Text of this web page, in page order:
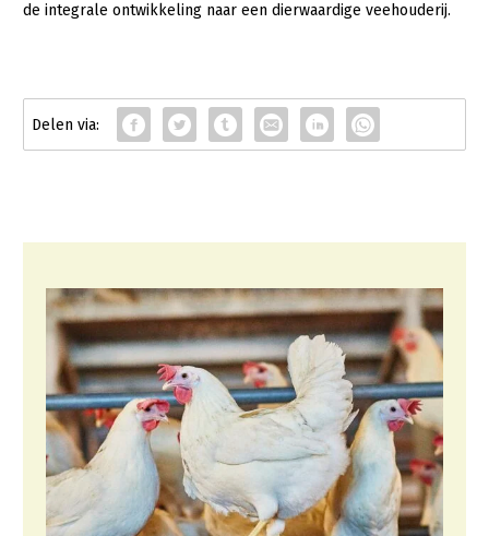
de integrale ontwikkeling naar een dierwaardige veehouderij.